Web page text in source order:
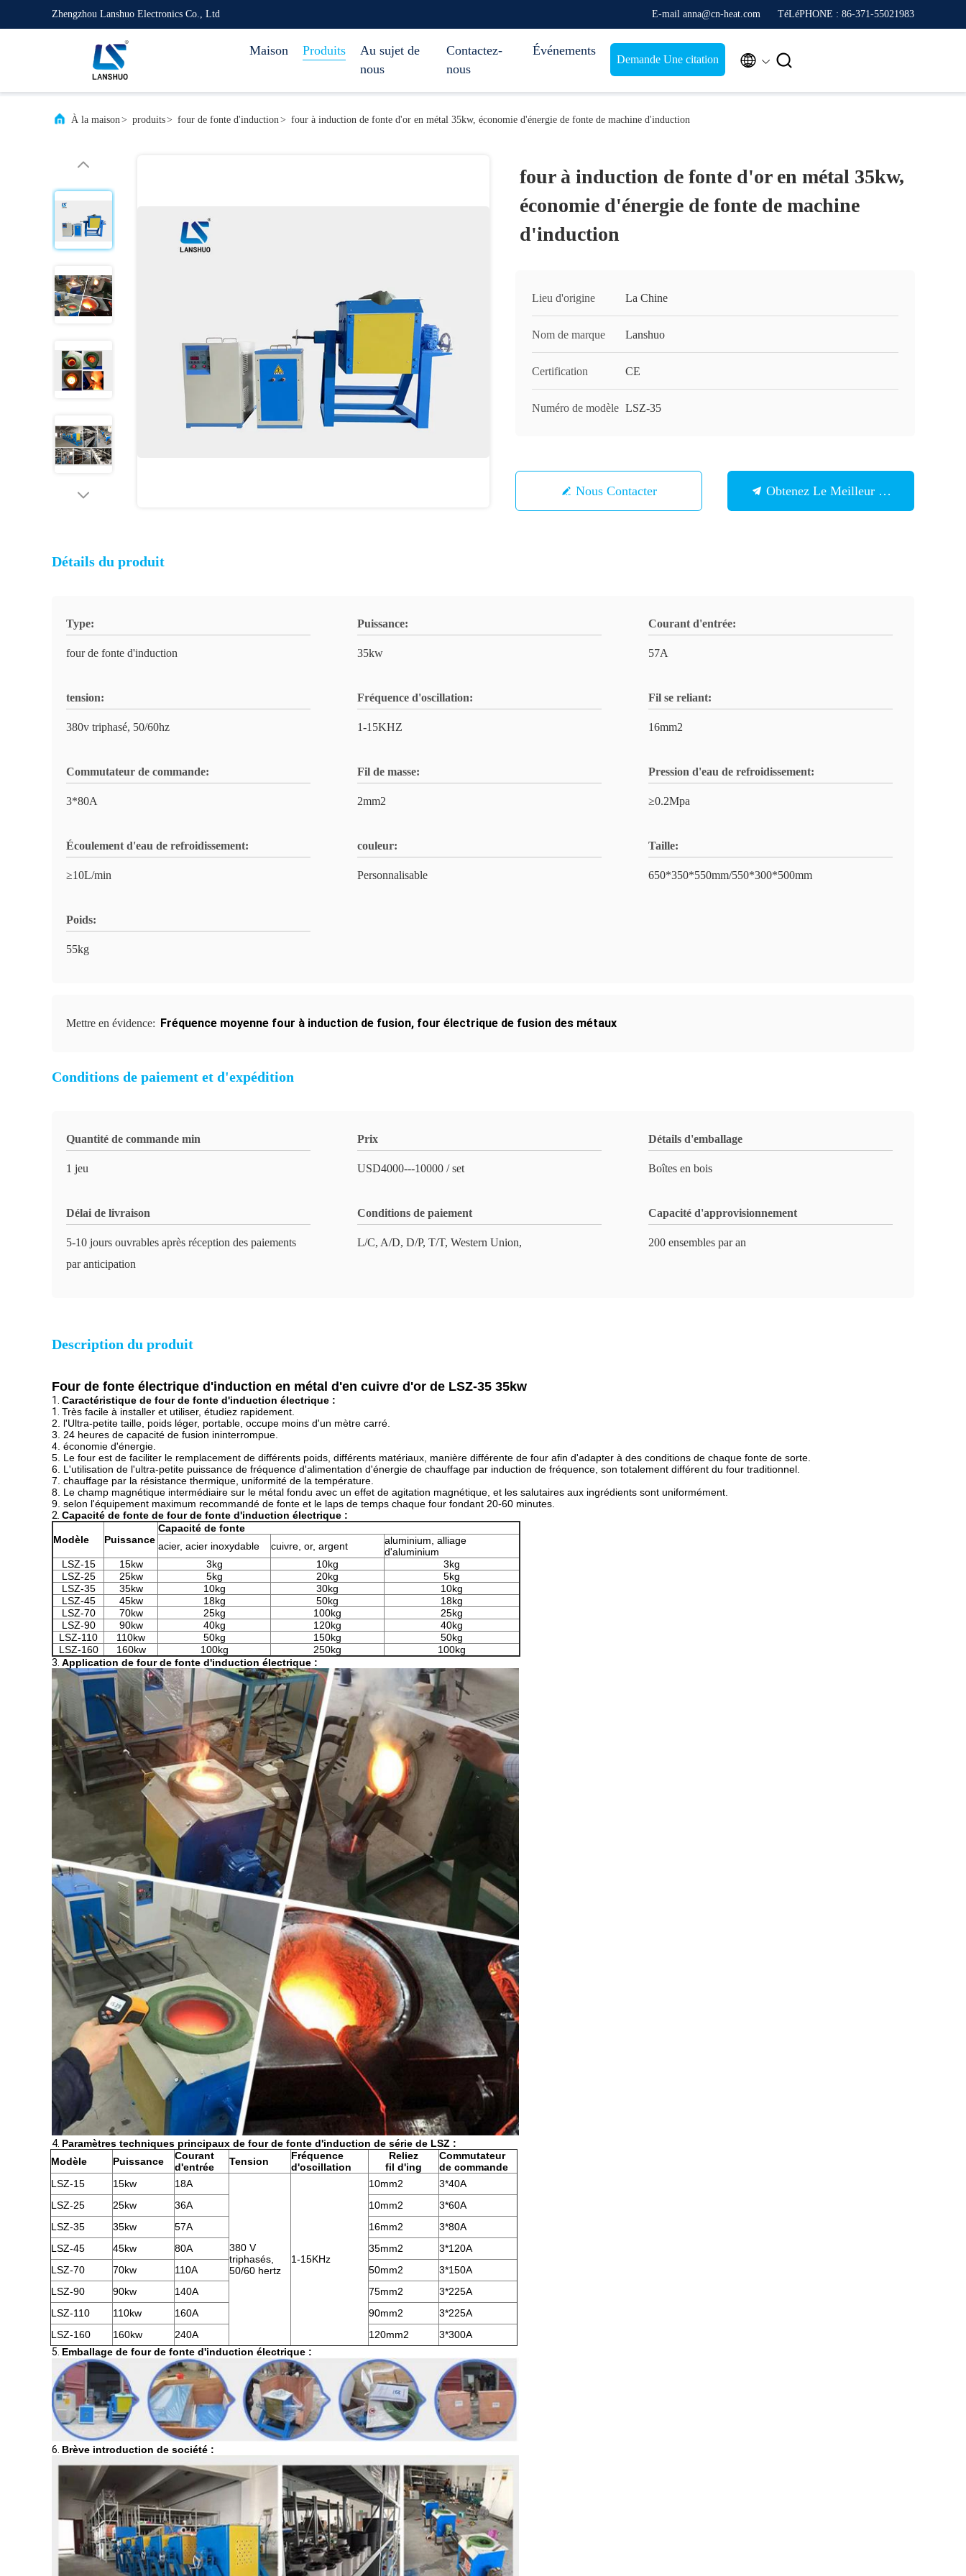
Zhengzhou Lanshuo Electronics Co., Ltd E-mail anna@cn-heat.com TéLéPHONE : 86-371-55021983
Maison Produits
Au sujet de
nous
Contactez-
nous
Événements
Demande Une citation  
À la maison> produits> four de fonte d'induction> four à induction de fonte d'or en métal 35kw, économie d'énergie de fonte de machine d'induction
four à induction de fonte d'or en métal 35kw,
économie d'énergie de fonte de machine
d'induction
Lieu d'origine La Chine
Nom de marque Lanshuo
Certification CE
Numéro de modèle LSZ-35
Nous Contacter Obtenez Le Meilleur Prix
Détails du produit
Type:
four de fonte d'induction
Puissance:
35kw
Courant d'entrée:
57A
tension:
380v triphasé, 50/60hz
Fréquence d'oscillation:
1-15KHZ
Fil se reliant:
16mm2
Commutateur de commande:
3*80A
Fil de masse:
2mm2
Pression d'eau de refroidissement:
≥0.2Mpa
Écoulement d'eau de refroidissement:
≥10L/min
couleur:
Personnalisable
Taille:
650*350*550mm/550*300*500mm
Poids:
55kg
Mettre en évidence: Fréquence moyenne four à induction de fusion, four électrique de fusion des métaux
Conditions de paiement et d'expédition
Quantité de commande min
1 jeu
Prix
USD4000---10000 / set
Détails d'emballage
Boîtes en bois
Délai de livraison
5-10 jours ouvrables après réception des paiements
par anticipation
Conditions de paiement
L/C, A/D, D/P, T/T, Western Union,
Capacité d'approvisionnement
200 ensembles par an
Description du produit
Four de fonte électrique d'induction en métal d'en cuivre d'or de LSZ-35 35kw
1. Caractéristique de four de fonte d'induction électrique :
1. Très facile à installer et utiliser, étudiez rapidement.
2. l'Ultra-petite taille, poids léger, portable, occupe moins d'un mètre carré.
3. 24 heures de capacité de fusion ininterrompue.
4. économie d'énergie.
5. Le four est de faciliter le remplacement de différents poids, différents matériaux, manière différente de four afin d'adapter à des conditions de chaque fonte de sorte.
6. L'utilisation de l'ultra-petite puissance de fréquence d'alimentation d'énergie de chauffage par induction de fréquence, son totalement différent du four traditionnel.
7. chauffage par la résistance thermique, uniformité de la température.
8. Le champ magnétique intermédiaire sur le métal fondu avec un effet de agitation magnétique, et les salutaires aux ingrédients sont uniformément.
9. selon l'équipement maximum recommandé de fonte et le laps de temps chaque four fondant 20-60 minutes.
2. Capacité de fonte de four de fonte d'induction électrique :
Modèle Puissance
Capacité de fonte
acier, acier inoxydable
cuivre, or, argent
aluminium, alliage
d'aluminium
LSZ-15
15kw 3kg 10kg
3kg
LSZ-25
25kw 5kg 20kg
5kg
LSZ-35
35kw 10kg 30kg
10kg
LSZ-45
45kw 18kg 50kg
18kg
LSZ-70
70kw 25kg 100kg
25kg
LSZ-90
90kw 40kg 120kg
40kg
LSZ-110
110kw 50kg 150kg
50kg
LSZ-160
160kw 100kg 250kg
100kg
3. Application de four de fonte d'induction électrique :
4. Paramètres techniques principaux de four de fonte d'induction de série de LSZ :
Modèle
Puissance
Courant
d'entrée
Tension
Fréquence
d'oscillation
Reliez
fil d'ing
Commutateur
de commande
LSZ-15
15kw 18A
380 V
triphasés,
50/60 hertz
1-15KHz
10mm2
3*40A
LSZ-25
25kw 36A 10mm2
3*60A
LSZ-35
35kw 57A 16mm2
3*80A
LSZ-45
45kw 80A 35mm2
3*120A
LSZ-70
70kw 110A 50mm2
3*150A
LSZ-90
90kw 140A 75mm2
3*225A
LSZ-110
110kw 160A 90mm2
3*225A
LSZ-160
160kw 240A 120mm2
3*300A
5. Emballage de four de fonte d'induction électrique :
6. Brève introduction de société :